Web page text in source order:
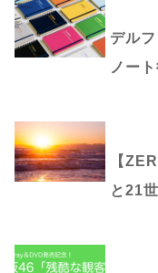
デル
ノー
【
と21